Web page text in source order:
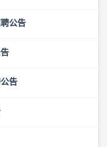
公告
告